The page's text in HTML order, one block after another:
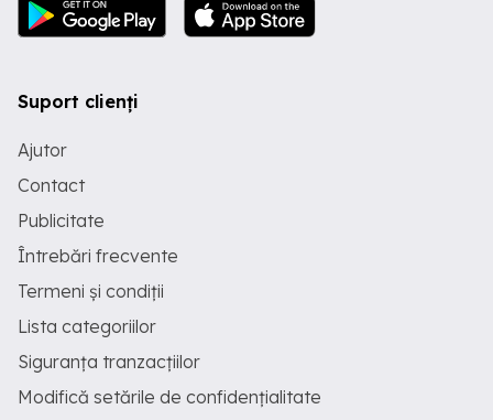
Suport clienți
Ajutor
Contact
Publicitate
Întrebări frecvente
Termeni și condiții
Lista categoriilor
Siguranța tranzacțiilor
Modifică setările de confidențialitate